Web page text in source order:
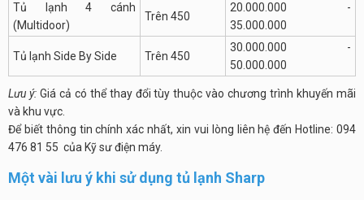
Tủ lạnh 4 cánh
(Multidoor)
Trên 450
20.000.000 -
35.000.000
Tủ lạnh Side By Side Trên 450
30.000.000 -
50.000.000
Lưu ý:Giá cả có thể thay đổi tùy thuộc vào chương trình khuyến mãi
và khu vực.
Để biết thông tin chính xác nhất, xin vui lòng liên hệ đến Hotline: 094
476 81 55 của Kỹ sư điện máy.
Một vài lưu ý khi sử dụng tủ lạnh Sharp